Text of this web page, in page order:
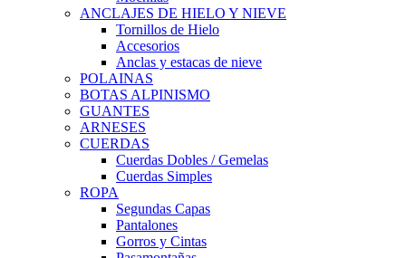
ANCLAJES DE HIELO Y NIEVE
Tornillos de Hielo
Accesorios
Anclas y estacas de nieve
POLAINAS
BOTAS ALPINISMO
GUANTES
ARNESES
CUERDAS
Cuerdas Dobles / Gemelas
Cuerdas Simples
ROPA
Segundas Capas
Pantalones
Gorros y Cintas